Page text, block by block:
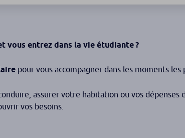
vous entrez dans la vie étudiante ?
pour vous accompagner dans les moments les
assurer votre habitation ou vos
vos besoins.